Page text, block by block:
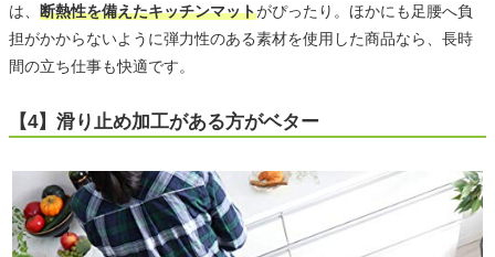
は、 断熱性を備えたキッチンマットがぴったり。ほかにも足腰へ負
担がかからないように弾力性のある素材を使用した商品なら、長時
間の立ち仕事も快適です。
【4】滑り止め加工がある方がベター